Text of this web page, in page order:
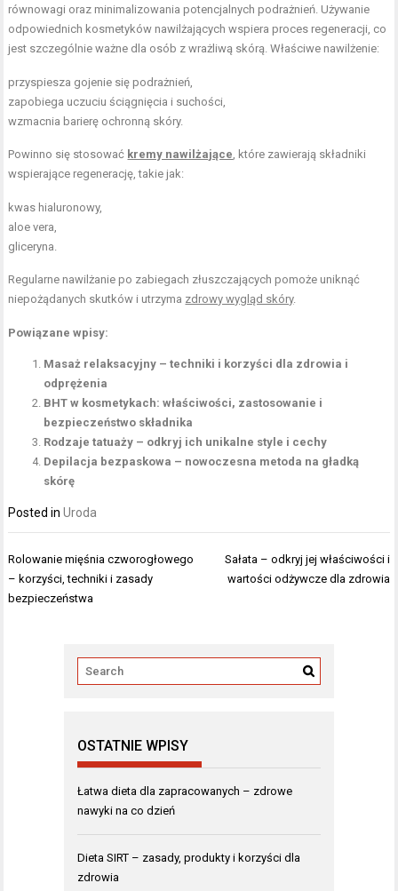
równowagi oraz minimalizowania potencjalnych podrażnień. Używanie
odpowiednich kosmetyków nawilżających wspiera proces regeneracji, co
jest szczególnie ważne dla osób z wrażliwą skórą. Właściwe nawilżenie:
przyspiesza gojenie się podrażnień,
zapobiega uczuciu ściągnięcia i suchości,
wzmacnia barierę ochronną skóry.
Powinno się stosować kremy nawilżające , które zawierają składniki
wspierające regenerację, takie jak:
kwas hialuronowy,
aloe vera,
gliceryna.
Regularne nawilżanie po zabiegach złuszczających pomoże uniknąć
niepożądanych skutków i utrzyma zdrowy wygląd skóry.
Powiązane wpisy:
Masaż relaksacyjny – techniki i korzyści dla zdrowia i
odprężenia
BHT w kosmetykach: właściwości, zastosowanie i
bezpieczeństwo składnika
Rodzaje tatuaży – odkryj ich unikalne style i cechy
Depilacja bezpaskowa – nowoczesna metoda na gładką
skórę
Posted inUroda
Nawigacja
wpisu
Rolowanie mięśnia czworogłowego
– korzyści, techniki i zasady
bezpieczeństwa
Sałata – odkryj jej właściwości i
wartości odżywcze dla zdrowia
OSTATNIE WPISY
Łatwa dieta dla zapracowanych – zdrowe
nawyki na co dzień
Dieta SIRT – zasady, produkty i korzyści dla
zdrowia